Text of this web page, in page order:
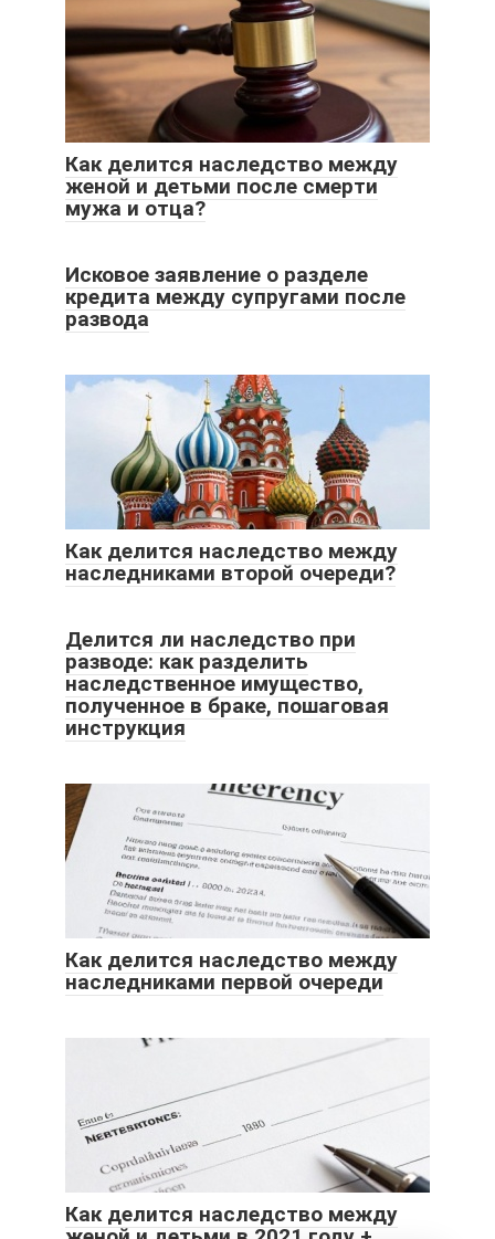
Как делится наследство между
женой и детьми после смерти
мужа и отца?
Исковое заявление о разделе
кредита между супругами после
развода
Как делится наследство между
наследниками второй очереди?
Делится ли наследство при
разводе: как разделить
наследственное имущество,
полученное в браке, пошаговая
инструкция
Как делится наследство между
наследниками первой очереди
Как делится наследство между